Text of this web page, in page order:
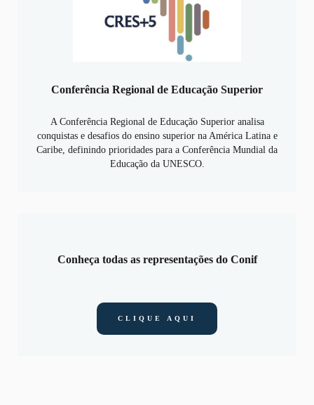
Conferência Regional de Educação Superior
A Conferência Regional de Educação Superior analisa
conquistas e desafios do ensino superior na América Latina e
Caribe, definindo prioridades para a Conferência Mundial da
Educação da UNESCO.
Conheça todas as representações do Conif
CLIQUE AQUI